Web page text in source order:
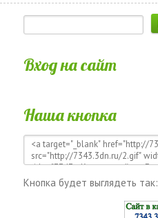
Вход на сайт
Наша кнопка
Кнопка будет выглядеть так: